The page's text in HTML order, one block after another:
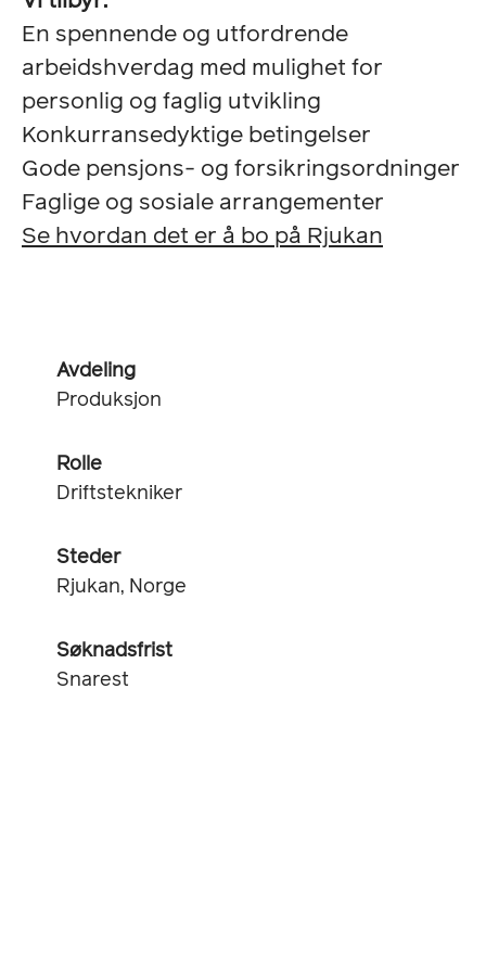
En spennende og utfordrende
arbeidshverdag med mulighet for
personlig og faglig utvikling
Konkurransedyktige betingelser
Gode pensjons- og forsikringsordninger
Faglige og sosiale arrangementer
Se hvordan det er å bo på Rjukan
Avdeling
Produksjon
Rolle
Driftstekniker
Steder
Rjukan, Norge
Søknadsfrist
Snarest